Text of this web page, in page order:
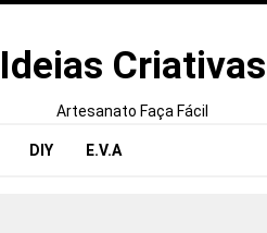
Ideias Criativas
Artesanato Faça Fácil
DIY E.V.A